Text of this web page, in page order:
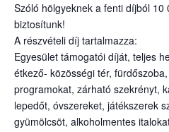
Szóló hölgyeknek a fenti díjból 10
biztosítunk!
A részvételi díj tartalmazza:
Egyesület támogatói díját, teljes
étkező- közösségi tér,
programokat, zárható szekrényt,
lepedőt, óvszereket, játékszerek
gyümölcsöt, alkoholmentes